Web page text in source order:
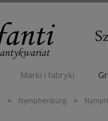
Marki i fabryki
» Nymphenburg »